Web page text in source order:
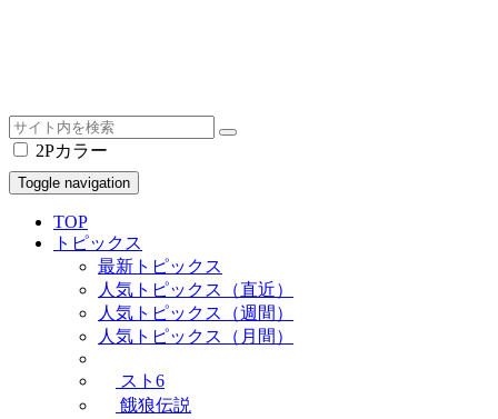
2Pカラー
Toggle navigation
TOP
トピックス
最新トピックス
人気トピックス（直近）
人気トピックス（週間）
人気トピックス（月間）
スト6
餓狼伝説